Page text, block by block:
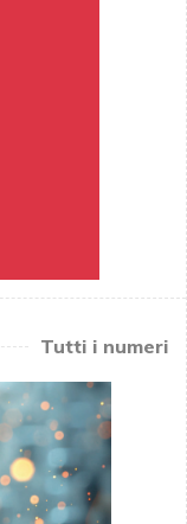
Tutti i numeri